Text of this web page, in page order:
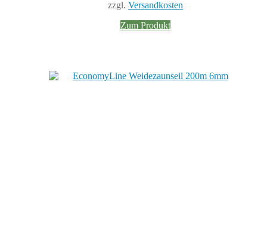
zzgl. Versandkosten
Zum Produkt